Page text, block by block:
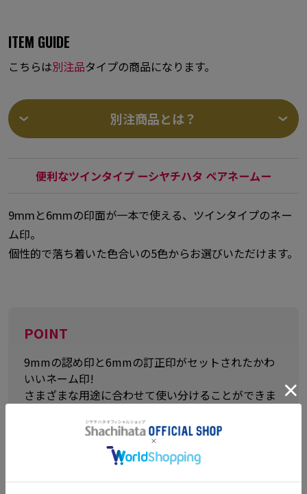
ITEM GUIDE
こちらは別注品タイプの商品になります。
別注商品とは？
便利なツインタイプ ーシヤチハタ ペアネームー
9mmと6mmの印面が一本で使える、ツインタイプのネー
ム印。
個性的で落ち着いた色合いの5色からお選びいただけます。
POINT
9mmの認め印と6mmの訂正印がセットされたかわ
いいネーム印!
さまざまな用途に合わせて使い分けることができま
全5色のカラフルボディに持ち運びが便利なクリップ